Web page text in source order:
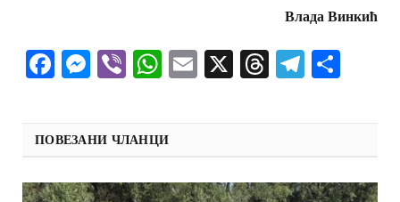
Влада Винкић
Facebook
Messenger
ViberWhatsApp
Email
X Threads
ПОВЕЗАНИ ЧЛАНЦИ